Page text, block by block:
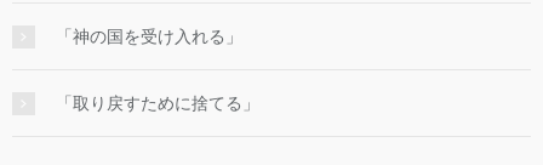
「神の国を受け入れる」
「取り戻すために捨てる」